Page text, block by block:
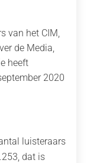
van het CIM,
de Media,
heeft
2020
luisteraars
dat is